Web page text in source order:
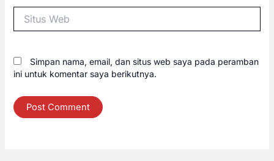
Web
Simpan nama, email, dan situs web saya pada peramban
ini untuk komentar saya berikutnya.